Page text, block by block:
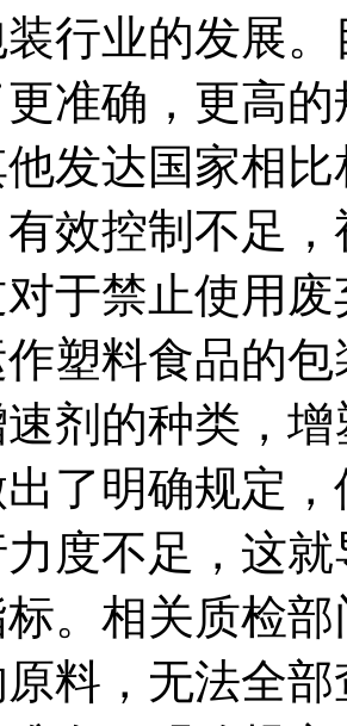
行业的发展
准确，更高
发达国家相
效控制不足
于禁止使用
塑料食品的
剂的种类，
了明确规定
度不足，这
。相关质检
料，无法全